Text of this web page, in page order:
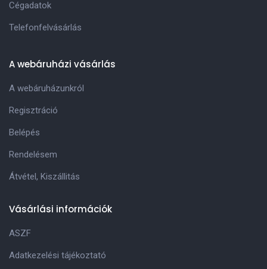
Cégadatok
Telefonfelvásárlás
A webáruházi vásárlás
A webáruházunkról
Regisztráció
Belépés
Rendelésem
Átvétel, Kiszállitás
Vásárlási információk
ASZF
Adatkezelési tájékoztató